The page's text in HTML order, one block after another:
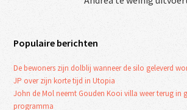
Populaire berichten
De bewoners zijn dolblij wanneer de silo geleverd
JP over zijn korte tijd in Utopia
John de Mol neemt Gouden Kooi villa weer terug in
programma